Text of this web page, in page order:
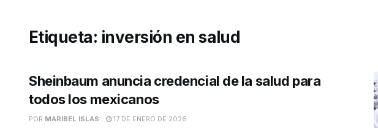
Etiqueta: inversión en salud
Sheinbaum anuncia credencial de la salud para
todos los mexicanos
POR MARIBEL ISLAS 17 DE ENERO DE 2026